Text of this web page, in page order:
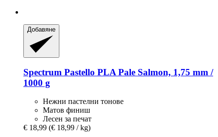
Добавяне
Spectrum Pastello PLA Pale Salmon, 1,75 mm /
1000 g
Нежни пастелни тонове
Матов финиш
Лесен за печат
€ 18,99 (€ 18,99 / kg)